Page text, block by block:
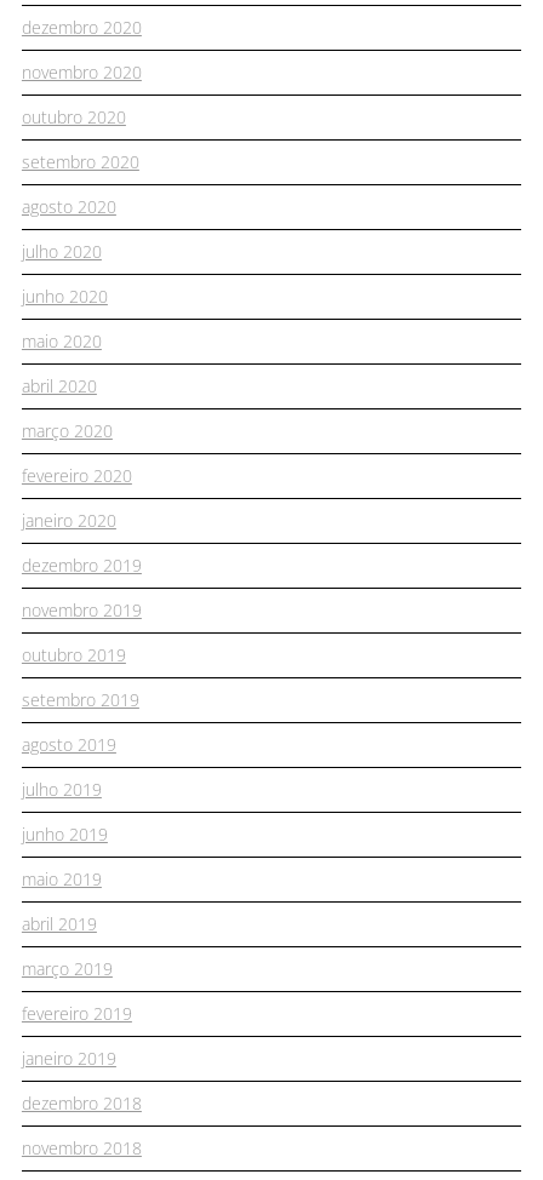
dezembro 2020
novembro 2020
outubro 2020
setembro 2020
agosto 2020
julho 2020
junho 2020
maio 2020
abril 2020
março 2020
fevereiro 2020
janeiro 2020
dezembro 2019
novembro 2019
outubro 2019
setembro 2019
agosto 2019
julho 2019
junho 2019
maio 2019
abril 2019
março 2019
fevereiro 2019
janeiro 2019
dezembro 2018
novembro 2018